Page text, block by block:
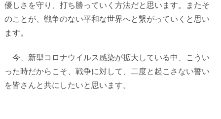
優しさを守り、打ち勝っていく方法だと思います。またそ
のことが、戦争のない平和な世界へと繋がっていくと思い
ます。
今、新型コロナウイルス感染が拡大している中、こうい
った時だからこそ、戦争に対して、二度と起こさない誓い
を皆さんと共にしたいと思います。